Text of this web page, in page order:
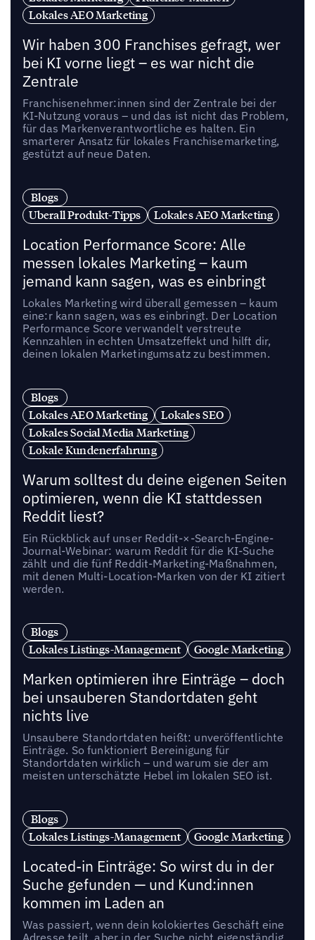
Lokales AEO Marketing
Wir haben 300 Franchises gefragt, wer
bei KI vorne liegt – es war nicht die
Zentrale
Franchisenehmer:innen sind der Zentrale bei der
KI-Nutzung voraus – und das ist nicht das Problem,
für das Markenverantwortliche es halten. Ein
smarterer Ansatz für lokales Franchisemarketing,
gestützt auf neue Daten.
Blogs
Uberall Produkt-Tipps
Lokales AEO Marketing
Location Performance Score: Alle
messen lokales Marketing – kaum
jemand kann sagen, was es einbringt
Lokales Marketing wird überall gemessen – kaum
eine:r kann sagen, was es einbringt. Der Location
Performance Score verwandelt verstreute
Kennzahlen in echten Umsatzeffekt und hilft dir,
deinen lokalen Marketingumsatz zu bestimmen.
Blogs
Lokales AEO Marketing
Lokales SEO
Lokales Social Media Marketing
Lokale Kundenerfahrung
Warum solltest du deine eigenen Seiten
optimieren, wenn die KI stattdessen
Reddit liest?
Ein Rückblick auf unser Reddit-×-Search-Engine-
Journal-Webinar: warum Reddit für die KI-Suche
zählt und die fünf Reddit-Marketing-Maßnahmen,
mit denen Multi-Location-Marken von der KI zitiert
werden.
Blogs
Lokales Listings-Management
Google Marketing
Marken optimieren ihre Einträge – doch
bei unsauberen Standortdaten geht
nichts live
Unsaubere Standortdaten heißt: unveröffentlichte
Einträge. So funktioniert Bereinigung für
Standortdaten wirklich – und warum sie der am
meisten unterschätzte Hebel im lokalen SEO ist.
Blogs
Lokales Listings-Management
Google Marketing
Located-in Einträge: So wirst du in der
Suche gefunden — und Kund:innen
kommen im Laden an
Was passiert, wenn dein kolokiertes Geschäft eine